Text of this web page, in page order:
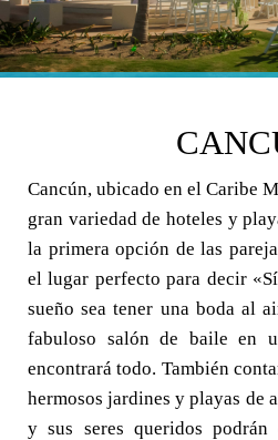
Cancún, ubicado en el Caribe
gran variedad de hoteles y
la primera opción de las
el lugar perfecto para decir
sueño sea tener una boda al
fabuloso salón de baile en
encontrará todo. También
hermosos jardines y playas de
y sus seres queridos